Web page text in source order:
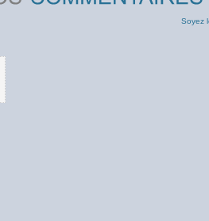
Soyez